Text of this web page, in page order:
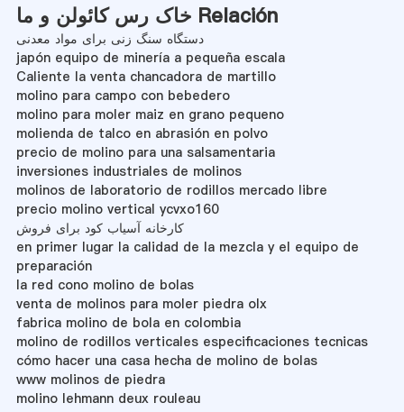
خاک رس کائولن و ما Relación
دستگاه سنگ زنی برای مواد معدنی
japón equipo de minería a pequeña escala
Caliente la venta chancadora de martillo
molino para campo con bebedero
molino para moler maiz en grano pequeno
molienda de talco en abrasión en polvo
precio de molino para una salsamentaria
inversiones industriales de molinos
molinos de laboratorio de rodillos mercado libre
precio molino vertical ycvxo160
کارخانه آسیاب کود برای فروش
en primer lugar la calidad de la mezcla y el equipo de
preparación
la red cono molino de bolas
venta de molinos para moler piedra olx
fabrica molino de bola en colombia
molino de rodillos verticales especificaciones tecnicas
cómo hacer una casa hecha de molino de bolas
www molinos de piedra
molino lehmann deux rouleau